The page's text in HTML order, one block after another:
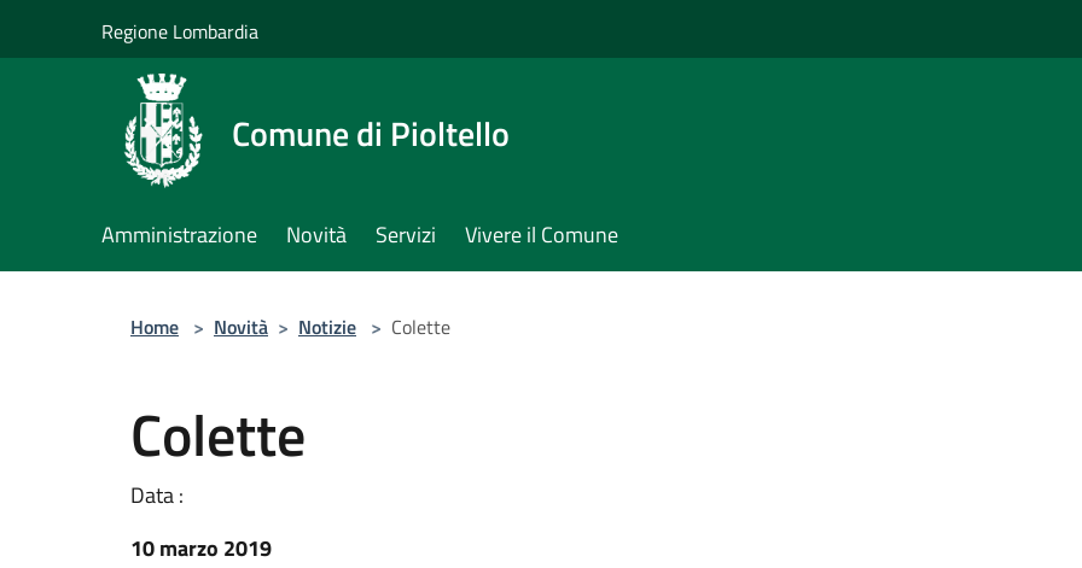
Regione Lombardia
Comune di Pioltello
Amministrazione Novità Servizi Vivere il Comune
Home > Novità > Notizie > Colette
Colette
Data :
10 marzo 2019